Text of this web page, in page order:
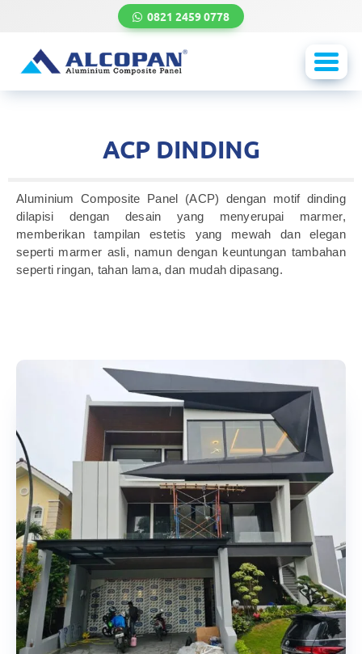
0821 2459 0778
ACP DINDING
Aluminium Composite Panel (ACP) dengan motif dinding
dilapisi dengan desain yang menyerupai marmer,
memberikan tampilan estetis yang mewah dan elegan
seperti marmer asli, namun dengan keuntungan tambahan
seperti ringan, tahan lama, dan mudah dipasang.